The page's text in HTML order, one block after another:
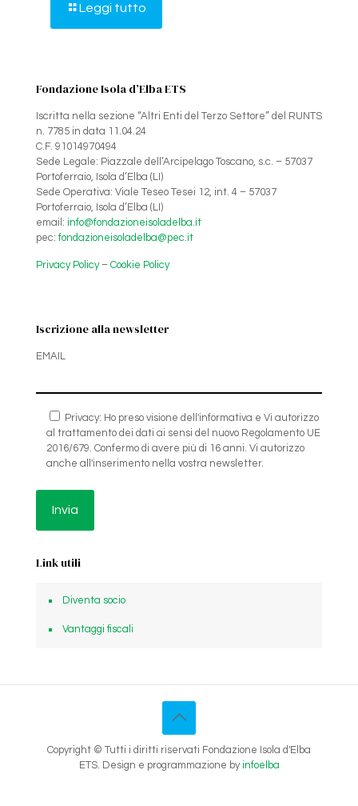
Leggi tutto
Fondazione Isola d’Elba ETS
Iscritta nella sezione “Altri Enti del Terzo Settore” del RUNTS
n. 7785 in data 11.04.24
C.F. 91014970494
Sede Legale: Piazzale dell’Arcipelago Toscano, s.c. – 57037
Portoferraio, Isola d’Elba (LI)
Sede Operativa: Viale Teseo Tesei 12, int. 4 – 57037
Portoferraio, Isola d’Elba (LI)
email: info@fondazioneisoladelba.it
pec: fondazioneisoladelba@pec.it
Privacy Policy– Cookie Policy
Iscrizione alla newsletter
EMAIL
Privacy: Ho preso visione dell'informativa e Vi autorizzo
al trattamento dei dati ai sensi del nuovo Regolamento UE
2016/679. Confermo di avere più di 16 anni. Vi autorizzo
anche all'inserimento nella vostra newsletter.
Link utili
Diventa socio
Vantaggi fiscali
Copyright © Tutti i diritti riservati Fondazione Isola d'Elba
ETS. Design e programmazione by infoelba